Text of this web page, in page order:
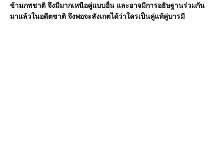
ข้ามภพชาติ จึงมีมากเหนือคู่แบบอื่น และอาจมีการอธิษฐานร่วมกัน
มาแล้วในอดีตชาติ จึงพอจะสังเกตได้ว่าใครเป็นคู่แท้คู่บารมี